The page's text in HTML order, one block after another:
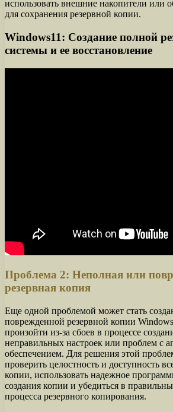
использовать внешние накопители или
для сохранения резервной копии.
Windows11: Создание полной
системы и ее восстановление
Проблема 2: Неполная или
резервная копия
Еще одной проблемой может стать
поврежденной резервной копии
произойти из-за сбоев в процессе
неправильных настроек или проблем с
обеспечением. Для решения этой
проверить целостность и доступность
копии, использовать надежное
создания копии и убедиться в
процесса резервного копирования.